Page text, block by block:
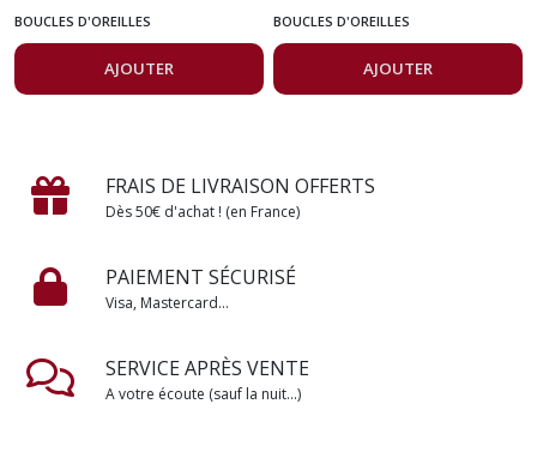
BOUCLES D'OREILLES
AJOUTER
BOUCLES D'OREILLES
AJOUTER
FRAIS DE LIVRAISON OFFERTS
Dès 50€ d'achat ! (en France)
PAIEMENT SÉCURISÉ
Visa, Mastercard...
SERVICE APRÈS VENTE
A votre écoute (sauf la nuit...)